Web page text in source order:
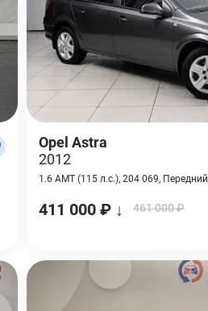
Opel Astra
2012
1.6 AMT (115 л.с.), 204 069, Передний
411 000 ₽ ↓ 461 000 ₽